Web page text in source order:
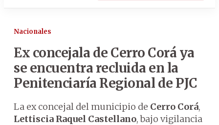
Nacionales
Ex concejala de Cerro Corá ya
se encuentra recluida en la
Penitenciaría Regional de PJC
La ex concejal del municipio de Cerro Corá,
Lettiscia Raquel Castellano, bajo vigilancia